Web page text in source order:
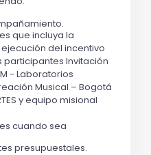
que incluya la
del incentivo
Invitación
- Laboratorios
Musical – Bogotá
y equipo misional
cuando sea
presupuestales.